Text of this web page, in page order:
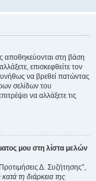
αποθηκεύονται στη βάση
επισκεφθείτε τον
να βρεθεί πατώντας
σελίδων του
να αλλάξετε τις
μου στη λίστα μελών
Δ. Συζήτησης”,
τη διάρκεια της